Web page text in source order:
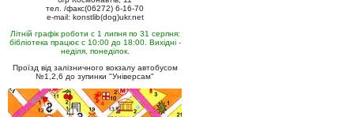
тел. /факс(06272) 6-16-70
e-mail: konstlib(dog)ukr.net
Літній графік роботи с 1 липня по 31 серпня:
бібліотека працює с 10:00 до 18:00. Вихідні -
неділя, понеділок.
Проїзд від залізничного вокзалу автобусом
№1,2,6 до зупинки "Універсам"